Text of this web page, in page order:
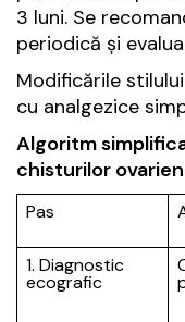
3 luni. Se
periodică și
Modificările
cu analgezice
Algoritm
chisturilor
Pas
1. Diagnostic
ecografic